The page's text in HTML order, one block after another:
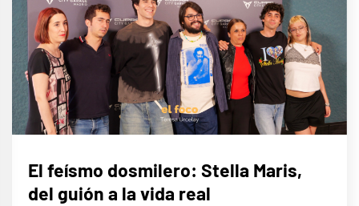
SERIES
Y TV
El feísmo dosmilero: Stella Maris,
del guión a la vida real